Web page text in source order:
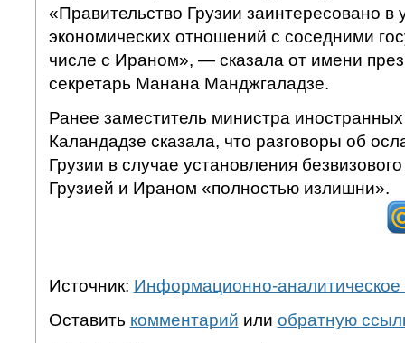
«Правительство Грузии заинтересовано в
экономических отношений с соседними
числе с Ираном», — сказала от имени
секретарь Манана Манджгаладзе.
Ранее заместитель министра
Каландадзе сказала, что разговоры об
Грузии в случае установления
Грузией и Ираном «полностью излишни».
Источник: Информационно-аналитическое
Оставить комментарий или обратную